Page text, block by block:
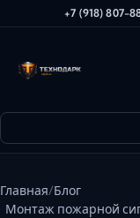
+7 (918) 807-
Главная Блог
Монтаж пожарной